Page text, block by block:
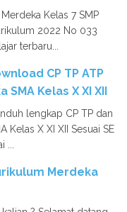
Kelas 7 SMP
2022 No 033
terbaru...
CP TP ATP
Kelas X XI XII
lengkap CP TP dan
Kelas X XI XII Sesuai SE
Merdeka